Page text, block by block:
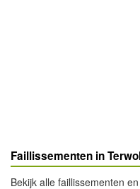
Faillissementen in
Bekijk alle faillissementen